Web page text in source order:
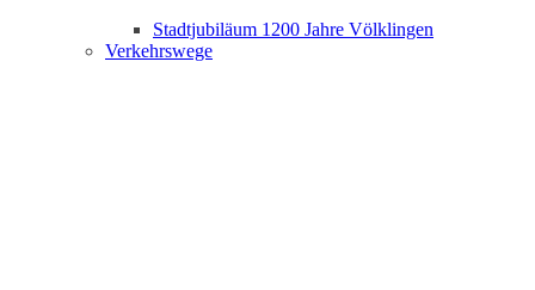
Stadtjubiläum 1200 Jahre Völklingen
Verkehrswege